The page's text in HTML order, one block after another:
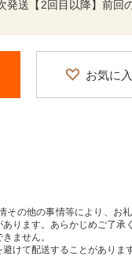
送【2回目以降】前回
お気に
の他の事情等により、お
ります。あらかじめご了承
ません。
けて配送することがあります